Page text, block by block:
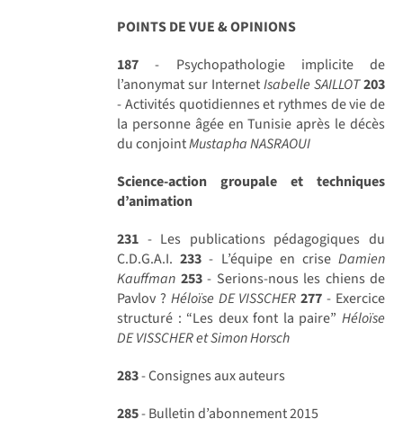
POINTS DE VUE & OPINIONS
187 - Psychopathologie implicite de
l’anonymat sur InternetIsabelle SAILLOT203
- Activités quotidiennes et rythmes de vie de
la personne âgée en Tunisie après le décès
du conjointMustapha NASRAOUI
Science-action groupale et techniques
d’animation
231 - Les publications pédagogiques du
C.D.G.A.I.233 - L’équipe en crise Damien
Kauffman 253- Serions-nous les chiens de
Pavlov ? Héloïse DE VISSCHER 277 - Exercice
structuré : “Les deux font la paire” Héloïse
DE VISSCHER et Simon Horsch
283- Consignes aux auteurs
285- Bulletin d’abonnement 2015